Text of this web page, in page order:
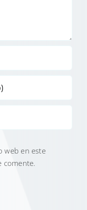
web en este
comente.